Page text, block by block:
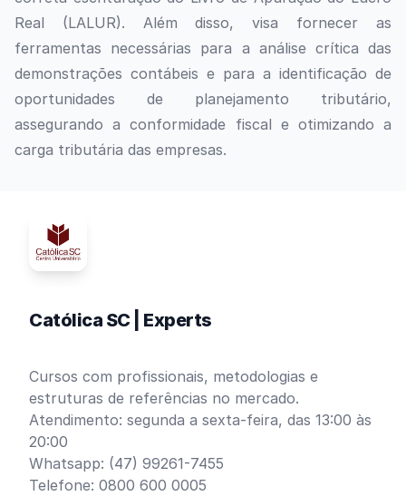
Real (LALUR). Além disso, visa fornecer as
ferramentas necessárias para a análise crítica das
demonstrações contábeis e para a identificação de
oportunidades de planejamento tributário,
assegurando a conformidade fiscal e otimizando a
carga tributária das empresas.
Católica SC | Experts
Cursos com profissionais, metodologias e
estruturas de referências no mercado.
Atendimento: segunda a sexta-feira, das 13:00 às
20:00
Whatsapp: (47) 99261-7455
Telefone: 0800 600 0005